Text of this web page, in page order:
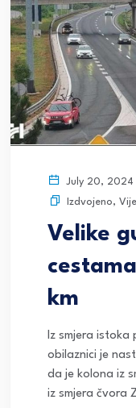
July 20, 2024
Izdvojeno,
Velike
km
Iz smjera istoka
obilaznici je
da je kolona iz
iz smjera čvora